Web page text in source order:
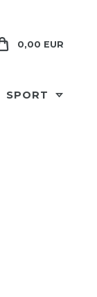
0,00 EUR
SPORT